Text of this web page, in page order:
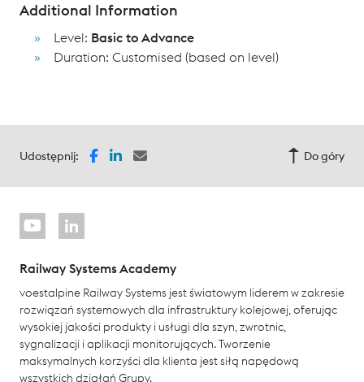
Additional Information
Level: Basic to Advance
Duration: Customised (based on level)
Udostępnij: Do góry
Railway Systems Academy
voestalpine Railway Systems jest światowym liderem w zakresie
rozwiązań systemowych dla infrastruktury kolejowej, oferując
wysokiej jakości produkty i usługi dla szyn, zwrotnic,
sygnalizacji i aplikacji monitorujących. Tworzenie
maksymalnych korzyści dla klienta jest siłą napędową
wszystkich działań Grupy.